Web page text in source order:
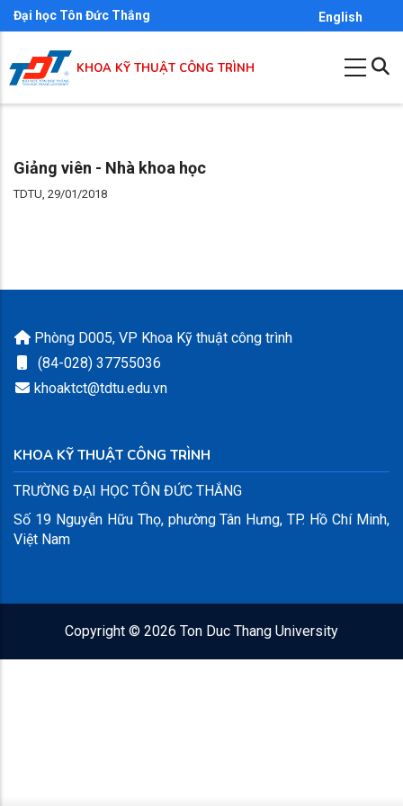
Skip
to
main
content
Đại học Tôn Đức Thắng English
KHOA KỸ THUẬT CÔNG TRÌNH
Giảng viên - Nhà khoa học
TDTU, 29/01/2018
Phòng D005, VP Khoa Kỹ thuật công trình
(84-028) 37755036
khoaktct@tdtu.edu.vn
KHOA KỸ THUẬT CÔNG TRÌNH
TRƯỜNG ĐẠI HỌC TÔN ĐỨC THẮNG
Số 19 Nguyễn Hữu Thọ, phường Tân Hưng, TP. Hồ Chí Minh,
Việt Nam
Copyright © 2026 Ton Duc Thang University